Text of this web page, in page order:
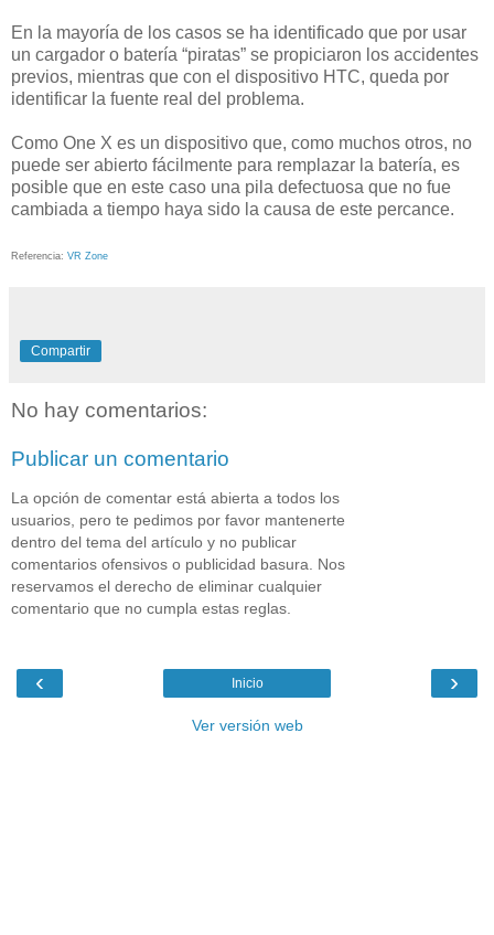
En la mayoría de los casos se ha identificado que por usar
un cargador o batería “piratas” se propiciaron los accidentes
previos, mientras que con el dispositivo HTC, queda por
identificar la fuente real del problema.
Como One X es un dispositivo que, como muchos otros, no
puede ser abierto fácilmente para remplazar la batería, es
posible que en este caso una pila defectuosa que no fue
cambiada a tiempo haya sido la causa de este percance.
Referencia: VR Zone
Compartir
No hay comentarios:
Publicar un comentario
La opción de comentar está abierta a todos los
usuarios, pero te pedimos por favor mantenerte
dentro del tema del artículo y no publicar
comentarios ofensivos o publicidad basura. Nos
reservamos el derecho de eliminar cualquier
comentario que no cumpla estas reglas.
‹ ›
Inicio
Ver versión web